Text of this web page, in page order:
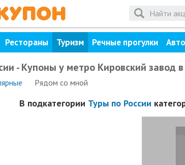
Рестораны Туризм Речные прогулки Авто
- Купоны у метро Кировский завод
Рядом со мной
В подкатегории Туры по России